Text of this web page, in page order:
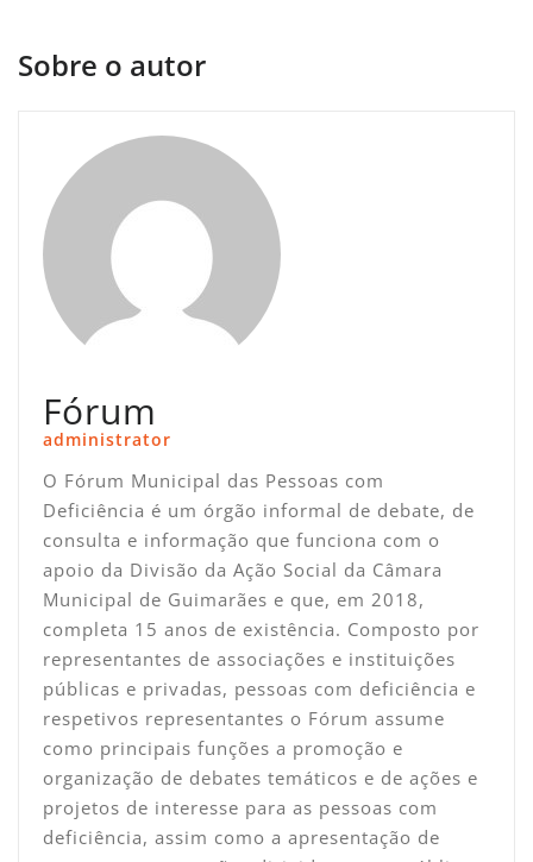
Sobre o autor
Fórum
administrator
O Fórum Municipal das Pessoas com
Deficiência é um órgão informal de debate, de
consulta e informação que funciona com o
apoio da Divisão da Ação Social da Câmara
Municipal de Guimarães e que, em 2018,
completa 15 anos de existência. Composto por
representantes de associações e instituições
públicas e privadas, pessoas com deficiência e
respetivos representantes o Fórum assume
como principais funções a promoção e
organização de debates temáticos e de ações e
projetos de interesse para as pessoas com
deficiência, assim como a apresentação de